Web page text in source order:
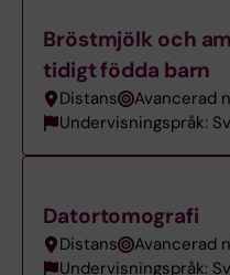
Bröstmjölk och
tidigt födda barn
Distans Avancerad
Undervisningspråk:
Datortomografi
Distans Avancerad
Undervisningspråk: